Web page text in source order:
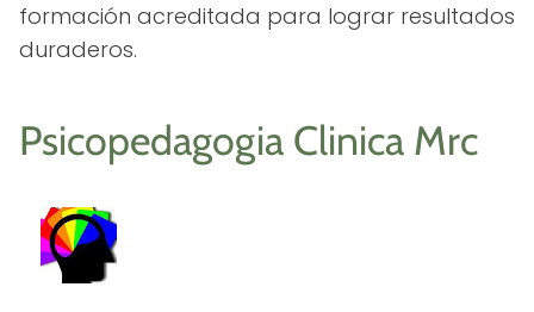
formación acreditada para lograr resultados
duraderos.
Psicopedagogia Clinica Mrc